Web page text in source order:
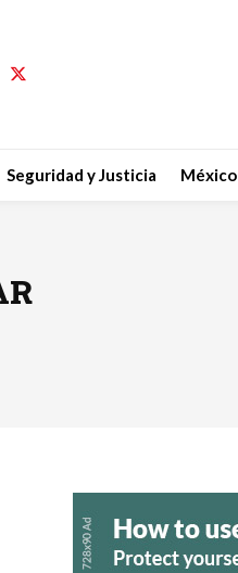
Seguridad y Justicia México